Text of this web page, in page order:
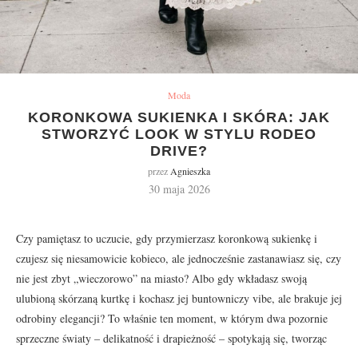
Moda
KORONKOWA SUKIENKA I SKÓRA: JAK
STWORZYĆ LOOK W STYLU RODEO
DRIVE?
przez Agnieszka
30 maja 2026
Czy pamiętasz to uczucie, gdy przymierzasz koronkową sukienkę i
czujesz się niesamowicie kobieco, ale jednocześnie zastanawiasz się, czy
nie jest zbyt „wieczorowo” na miasto? Albo gdy wkładasz swoją
ulubioną skórzaną kurtkę i kochasz jej buntowniczy vibe, ale brakuje jej
odrobiny elegancji? To właśnie ten moment, w którym dwa pozornie
sprzeczne światy – delikatność i drapieżność – spotykają się, tworząc